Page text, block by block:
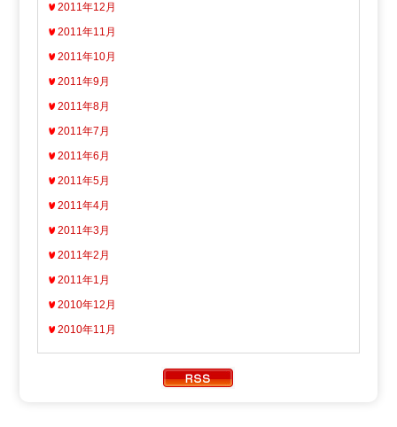
2011年12月
2011年11月
2011年10月
2011年9月
2011年8月
2011年7月
2011年6月
2011年5月
2011年4月
2011年3月
2011年2月
2011年1月
2010年12月
2010年11月